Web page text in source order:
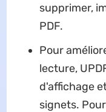
supprimer,
PDF.
Pour
lecture,
d'affichage
signets.